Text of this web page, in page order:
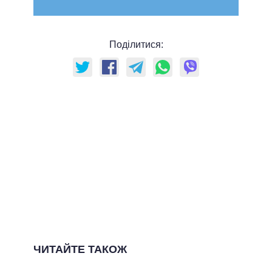
Поділитися:
ЧИТАЙТЕ ТАКОЖ